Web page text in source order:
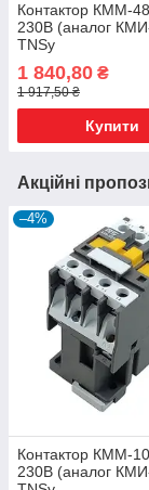
Контактор КММ-
230В (аналог
TNSy
1 840,80 ₴
1 917,50 ₴
Купити
Акційні
–4%
Контактор КММ-
230В (аналог